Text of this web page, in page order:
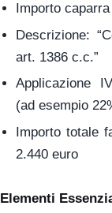
Importo
Descrizione:
art. 1386 c.c.”
Applicazione
(ad esempio
Importo totale
2.440 euro
Elementi